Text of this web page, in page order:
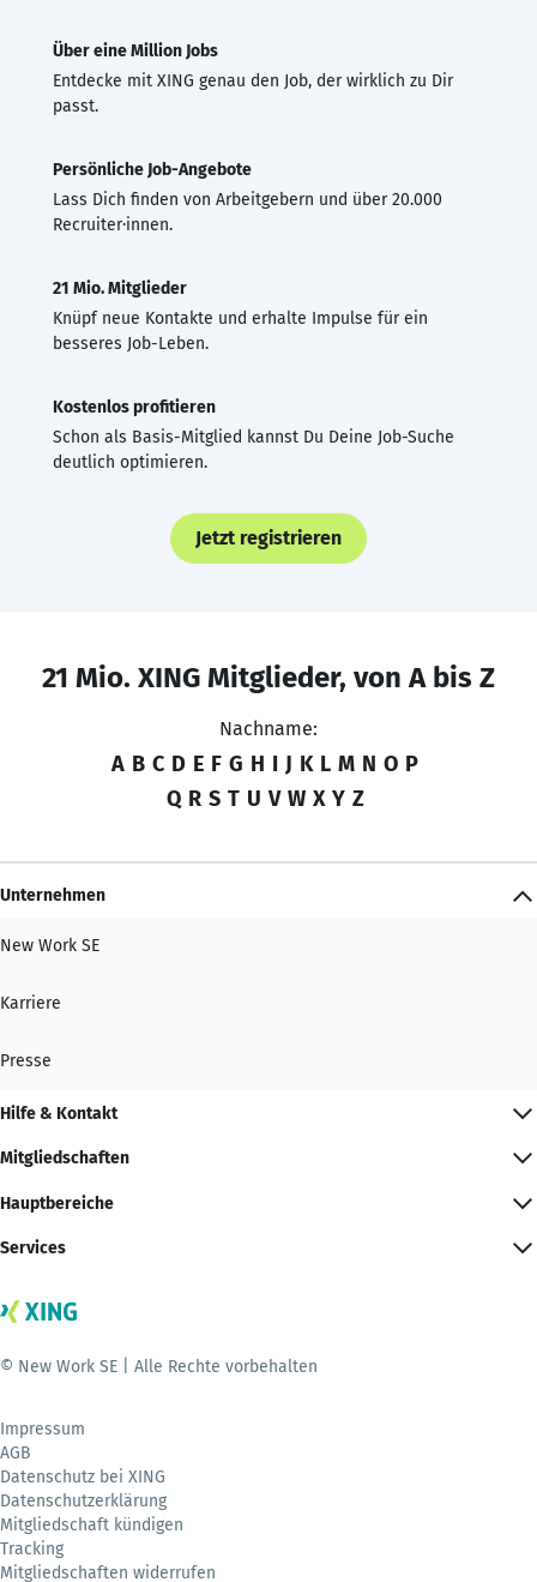
Über eine Million Jobs
Entdecke mit XING genau den Job, der wirklich zu Dir
passt.
Persönliche Job-Angebote
Lass Dich finden von Arbeitgebern und über 20.000
Recruiter·innen.
21 Mio. Mitglieder
Knüpf neue Kontakte und erhalte Impulse für ein
besseres Job-Leben.
Kostenlos profitieren
Schon als Basis-Mitglied kannst Du Deine Job-Suche
deutlich optimieren.
Jetzt registrieren
21 Mio. XING Mitglieder, von A bis Z
Nachname:
A B C D E F G H I J K L M N O P
Q R S T U V W X Y Z
Unternehmen
New Work SE
Karriere
Presse
Hilfe & Kontakt
Mitgliedschaften
Hauptbereiche
Services
© New Work SE | Alle Rechte vorbehalten
Impressum
AGB
Datenschutz bei XING
Datenschutzerklärung
Mitgliedschaft kündigen
Tracking
Mitgliedschaften widerrufen